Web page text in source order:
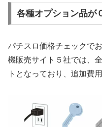
各種オプション品が
パチスロ価格チェックで
機販売サイト５社では、
トとなっており、追加費